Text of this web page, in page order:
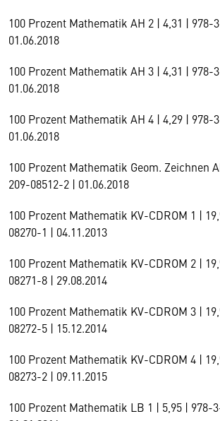
100 Prozent Mathematik AH 2 | 4,31 | 978-
01.06.2018
100 Prozent Mathematik AH 3 | 4,31 | 978-
01.06.2018
100 Prozent Mathematik AH 4 | 4,29 | 978-
01.06.2018
100 Prozent Mathematik Geom. Zeichnen
209-08512-2 | 01.06.2018
100 Prozent Mathematik KV-CDROM 1 |
08270-1 | 04.11.2013
100 Prozent Mathematik KV-CDROM 2 |
08271-8 | 29.08.2014
100 Prozent Mathematik KV-CDROM 3 |
08272-5 | 15.12.2014
100 Prozent Mathematik KV-CDROM 4 |
08273-2 | 09.11.2015
100 Prozent Mathematik LB 1 | 5,95 | 978-